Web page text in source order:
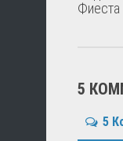
Фиеста
5
5